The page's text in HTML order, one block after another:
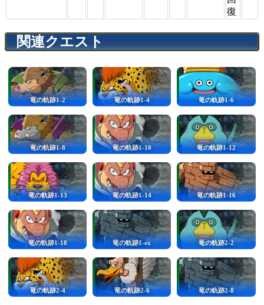
復
関連クエスト
竜の軌跡1-2 竜の軌跡1-4 竜の軌跡1-6
竜の軌跡1-8 竜の軌跡1-10 竜の軌跡1-12
竜の軌跡1-13 竜の軌跡1-14 竜の軌跡1-16
竜の軌跡1-18 竜の軌跡1-ex 竜の軌跡2-2
竜の軌跡2-4 竜の軌跡2-6 竜の軌跡2-8